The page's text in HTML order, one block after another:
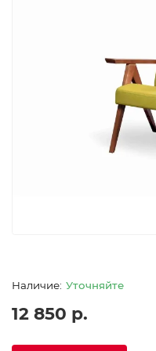
Уточняйте
12 850 р.